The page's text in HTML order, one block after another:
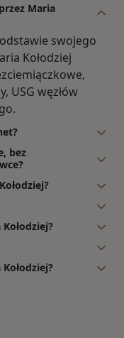
Maria
swojego
Kołodziej
USG węzłów
bez